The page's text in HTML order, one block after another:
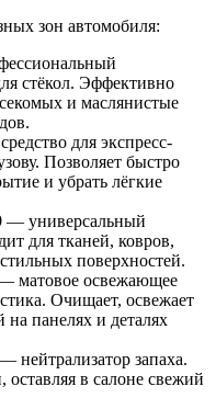
зон автомобиля:
стёкол. Эффективно
и маслянистые
для экспресс-
Позволяет быстро
и убрать лёгкие
— универсальный
для тканей, ковров,
поверхностей.
матовое освежающее
Очищает, освежает
на панелях и деталях
— нейтрализатор запаха.
оставляя в салоне свежий